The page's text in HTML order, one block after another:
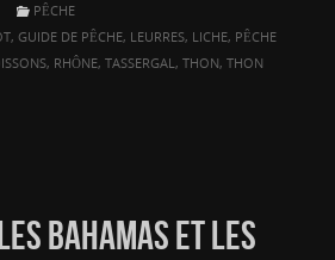
PÊCHE
, GUIDE DE PÊCHE, LEURRES, LICHE, PÊCHE
, RHÔNE, TASSERGAL, THON, THON
BAHAMAS ET LES